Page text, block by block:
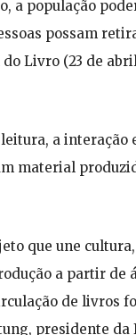
a população
possam
Livro (23 de
a
material
que une
a partir de
de livros
presidente da